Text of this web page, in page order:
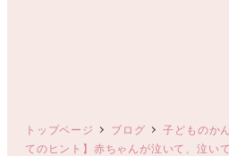
トップページ ブログ 子どものか
てのヒント】赤ちゃんが泣いて、泣い